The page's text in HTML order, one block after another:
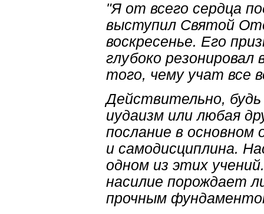
"Я от всего сердца
выступил Святой
воскресенье. Его
глубоко резонировал
того, чему учат все
Действительно,
иудаизм или любая
послание в
и самодисциплина.
одном из этих
насилие порождает
прочным